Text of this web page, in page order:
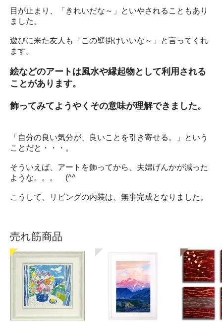
目が止まり、「きれいだな～」といやされることもあり
ました。
遊びに来た友人も「この壁掛けいいな～」と言ってくれ
ます。
絵などのアートは風水や縁起物として利用される
ことがあります。
飾ってみてようやくその意味が理解できました。
「自分の良い気分が、良いことを引き寄せる。」という
ことだと・・・。
そういえば、アートを飾ってから、夫婦げんかが減った
ような。。。 (^^ゞ
こうして、リビングの内装は、無事完成となりました。
売れ筋商品